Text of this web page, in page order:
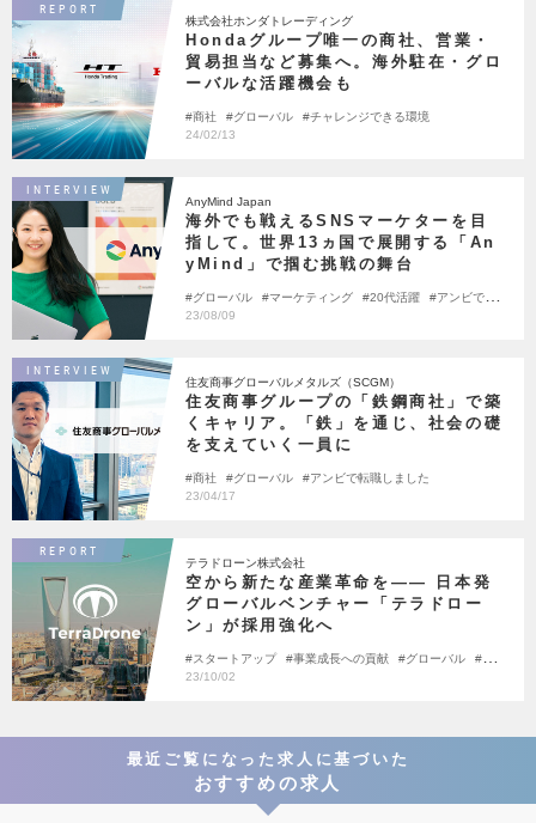
REPORT
株式会社ホンダトレーディング
Hondaグループ唯一の商社、営業・
貿易担当など募集へ。海外駐在・グロ
ーバルな活躍機会も
商社 グローバル
チャレンジできる環境
24/02/13
INTERVIEW
AnyMind Japan
海外でも戦えるSNSマーケターを目
指して。世界13ヵ国で展開する「An
yMind」で掴む挑戦の舞台
グローバル マーケティング 20代活躍
アンビで転
職しました
23/08/09
INTERVIEW
住友商事グローバルメタルズ（SCGM）
住友商事グループの「鉄鋼商社」で築
くキャリア。「鉄」を通じ、社会の礎
を支えていく一員に
商社 グローバル
アンビで転職しました
23/04/17
REPORT
テラドローン株式会社
空から新たな産業革命を―― 日本発
グローバルベンチャー「テラドロー
ン」が採用強化へ
スタートアップ 事業成長への貢献 グローバル
レンジできる環境
23/10/02
最近ご覧になった求人に基づいた
おすすめの求人